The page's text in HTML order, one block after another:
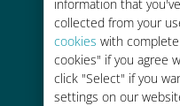
information that
collected from your
cookies with
cookies" if you agree
click "Select" if you
settings on our